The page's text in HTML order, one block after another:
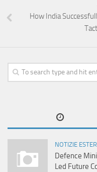
How India
NOTIZIE
Defence
Led Future